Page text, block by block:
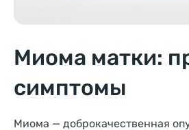
Миома матки:
симптомы
Миома — доброкачественная